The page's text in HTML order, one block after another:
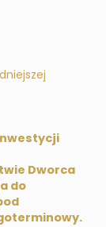
Dworca
do